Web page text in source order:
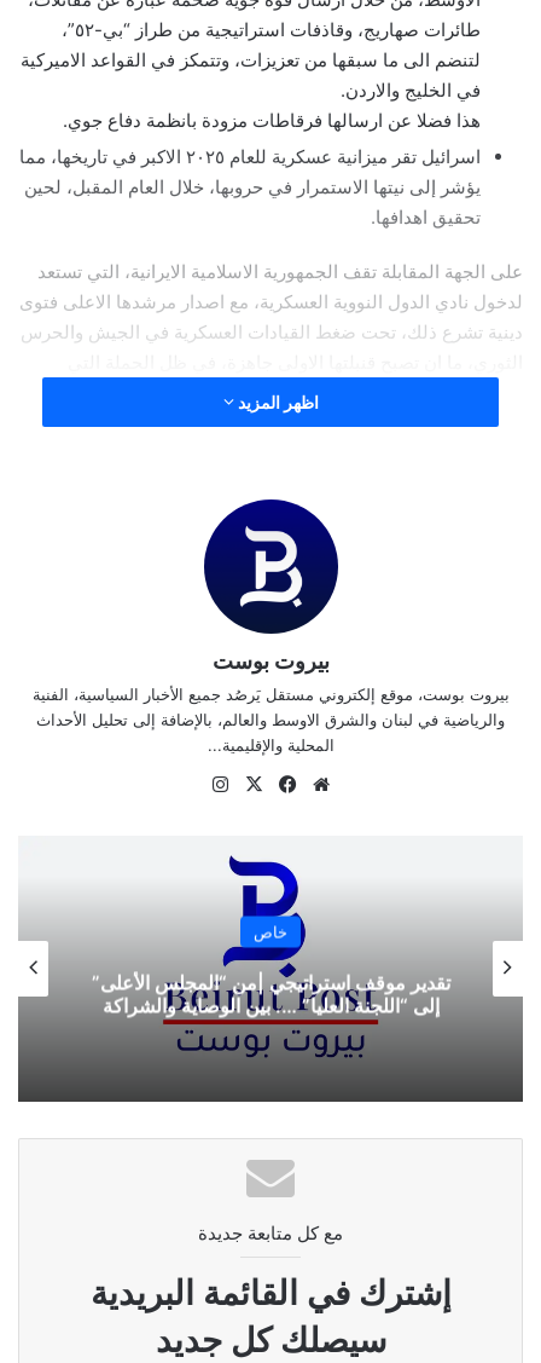
طائرات صهاريج، وقاذفات استراتيجية من طراز “بي-٥٢”،
لتنضم الى ما سبقها من تعزيزات، وتتمكز في القواعد الاميركية
في الخليج والاردن.
هذا فضلا عن ارسالها فرقاطات مزودة بانظمة دفاع جوي.
اسرائيل تقر ميزانية عسكرية للعام ٢٠٢٥ الاكبر في تاريخها، مما
يؤشر إلى نيتها الاستمرار في حروبها، خلال العام المقبل، لحين
تحقيق اهدافها.
على الجهة المقابلة تقف الجمهورية الاسلامية الايرانية، التي تستعد
لدخول نادي الدول النووية العسكرية، مع اصدار مرشدها الاعلى فتوى
دينية تشرع ذلك، تحت ضغط القيادات العسكرية في الجيش والحرس
تتعرض لها اذرعها في المنطقة، في فلسطين، لبنان، سوريا،العراق،
واليمن، في الحملة الدولية لتحجيم دورها الاقليمي في الشرق
ازاء هذا المشهد، واضح ان هذه الحشود هدفها استكمال مشروع
الشرق الاوسط الجديد بصيغته الاسرائيلية.
فكم من وقت سيستغرق التنفيذ؟
قوة جوية
نسخ الرابط
اظهر المزيد
بيروت بوست
بيروت بوست، موقع إلكتروني مستقل يَرصُد جميع الأخبار السياسية، الفنية
والرياضية في لبنان والشرق الاوسط والعالم، بالإضافة إلى تحليل الأحداث
المحلية والإقليمية...
موقع
فيسبوك
‫X
خاص
واشنطن ترسم خارطة الأمن اللبناني
مع كل متابعة جديدة
إشترك في القائمة البريدية
سيصلك كل جديد